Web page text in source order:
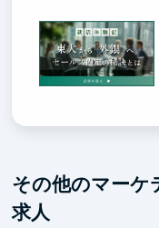
その他のマーケ
求人